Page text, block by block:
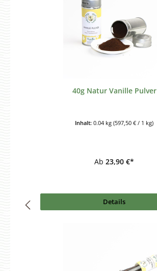
40g Natur Vanille Pulver
Inhalt: 0.04 kg (597,50 € / 1 kg)
Ab 23,90 €*
Details